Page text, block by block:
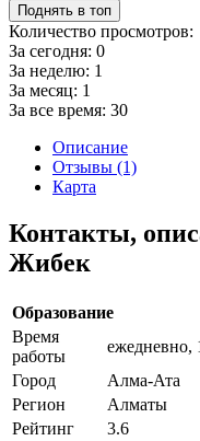
Поднять в топ
Количество просмотров:
За сегодня: 0
За неделю: 1
За месяц: 1
За все время: 30
Описание
Отзывы (1)
Карта
Контакты,
Жибек
Образование
Время
работы
ежедневно,
Город
Алма-Ата
Регион
Алматы
Рейтинг
3.6